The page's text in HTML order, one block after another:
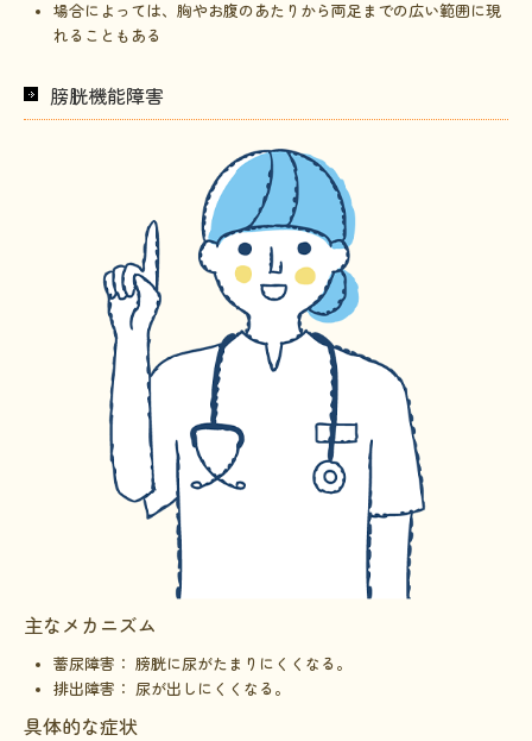
場合によっては、胸やお腹のあたりから両足までの広い範囲に現
れることもある
膀胱機能障害
主なメカニズム
蓄尿障害： 膀胱に尿がたまりにくくなる。
排出障害： 尿が出しにくくなる。
具体的な症状